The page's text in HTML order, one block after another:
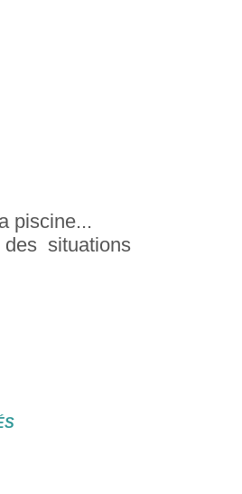
piscine...
situations